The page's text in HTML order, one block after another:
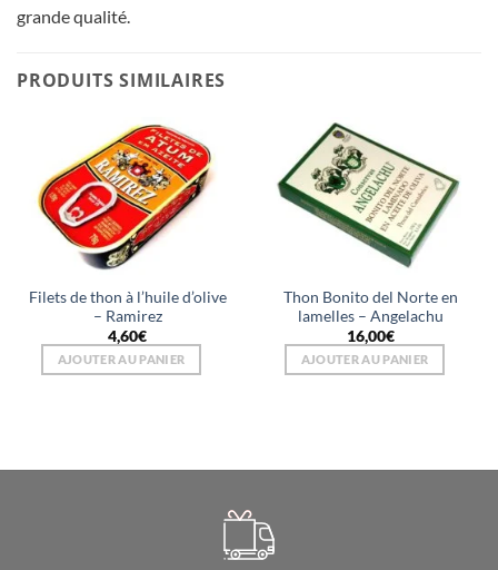
grande qualité.
PRODUITS SIMILAIRES
Filets de thon à l’huile d’olive
– Ramirez
4,60€
AJOUTER AU PANIER
Thon Bonito del Norte en
lamelles – Angelachu
16,00€
AJOUTER AU PANIER